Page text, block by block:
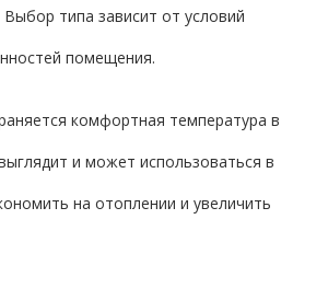
типа зависит от условий
помещения.
комфортная температура в
и может использоваться в
на отоплении и увеличить